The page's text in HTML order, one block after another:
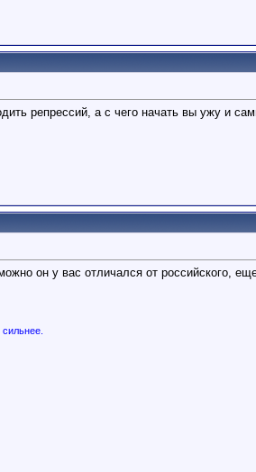
репрессий, а с чего начать вы ужу и
он у вас отличался от российского,